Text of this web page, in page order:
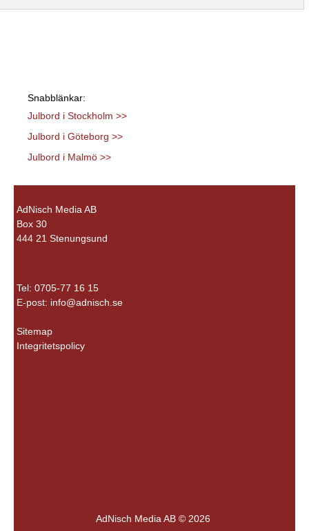
Snabblänkar:
Julbord i Stockholm >>
Julbord i Göteborg >>
Julbord i Malmö >>
AdNisch Media AB
Box 30
444 21 Stenungsund
Tel: 0705-77 16 15
E-post: info@adnisch.se
Sitemap
Integritetspolicy
AdNisch Media AB © 2026